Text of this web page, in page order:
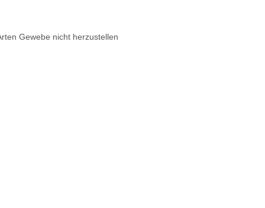
Gewebe nicht herzustellen